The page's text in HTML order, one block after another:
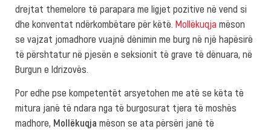
drejtat themelore të parapara me ligjet pozitive në vend si
dhe konventat ndërkombëtare për këtë. Mollëkuqja mëson
se vajzat jomadhore vuajnë dënimin me burg në një hapësirë
të përshtatur në pjesën e seksionit të grave të dënuara, në
Burgun e Idrizovës.
Por edhe pse kompetentët arsyetohen me atë se këta të
mitura janë të ndara nga të burgosurat tjera të moshës
madhore, Mollëkuqja mëson se ata përsëri janë të